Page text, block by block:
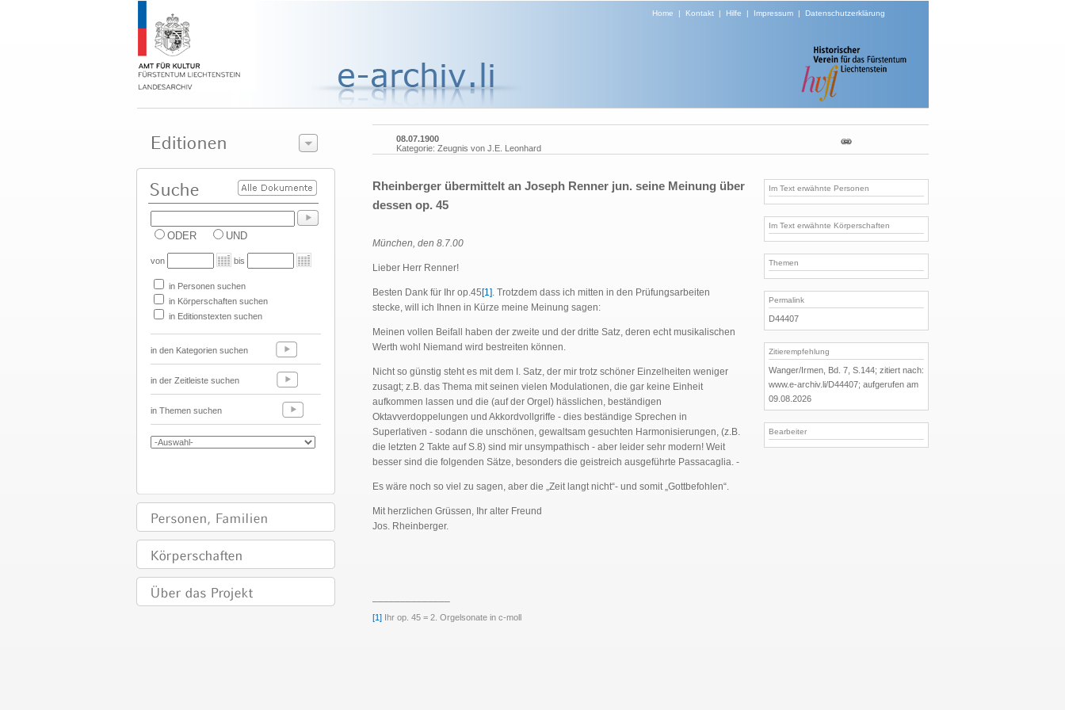
Home | Kontakt| Hilfe | Impressum| Datenschutzerklärung
ODER UND
von bis
in Personen suchen
in Körperschaften suchen
in Editionstexten suchen
in den Kategorien suchen
in der Zeitleiste suchen
in Themen suchen
08.07.1900
Kategorie: Zeugnis von J.E. Leonhard
Rheinberger übermittelt an Joseph Renner jun. seine Meinung über
dessen op. 45
München, den 8.7.00
Lieber Herr Renner!
Besten Dank für Ihr op.45[1]. Trotzdem dass ich mitten in den Prüfungsarbeiten
stecke, will ich Ihnen in Kürze meine Meinung sagen:
Meinen vollen Beifall haben der zweite und der dritte Satz, deren echt musikalischen
Werth wohl Niemand wird bestreiten können.
Nicht so günstig steht es mit dem I. Satz, der mir trotz schöner Einzelheiten weniger
zusagt; z.B. das Thema mit seinen vielen Modulationen, die gar keine Einheit
aufkommen lassen und die (auf der Orgel) hässlichen, beständigen
Oktavverdoppelungen und Akkordvollgriffe - dies beständige Sprechen in
Superlativen - sodann die unschönen, gewaltsam gesuchten Harmonisierungen, (z.B.
die letzten 2 Takte auf S.8) sind mir unsympathisch - aber leider sehr modern! Weit
besser sind die folgenden Sätze, besonders die geistreich ausgeführte Passacaglia. -
Es wäre noch so viel zu sagen, aber die „Zeit langt nicht“- und somit „Gottbefohlen“.
Mit herzlichen Grüssen, Ihr alter Freund
Jos. Rheinberger.
[1] Ihr op. 45 = 2. Orgelsonate in c-moll
Im Text erwähnte Personen
Im Text erwähnte Körperschaften
Themen
Permalink
D44407
Zitierempfehlung
Wanger/Irmen, Bd. 7, S.144; zitiert nach:
www.e-archiv.li/D44407; aufgerufen am
09.08.2026
Bearbeiter